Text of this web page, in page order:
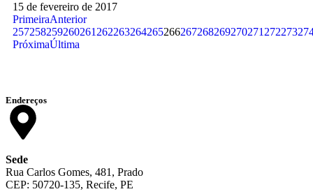
15 de fevereiro de 2017
PrimeiraAnterior
257258259260261 262263264265266267268269270271 272273
PróximaÚltima
Endereços
Sede
Rua Carlos Gomes, 481, Prado
CEP: 50720-135, Recife, PE